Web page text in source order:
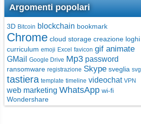
Argomenti popolari
3D Bitcoin blockchain bookmark
Chrome cloud storage creazione loghi
curriculum emoji Excel favicon gif animate
GMail Google Drive Mp3 password
ransomware registrazione Skype sveglia svg
tastiera template timeline videochat VPN
web marketing WhatsApp wi-fi
Wondershare